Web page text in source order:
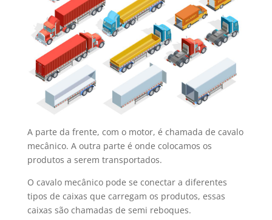
A parte da frente, com o motor, é chamada de cavalo
mecânico. A outra parte é onde colocamos os
produtos a serem transportados.
O cavalo mecânico pode se conectar a diferentes
tipos de caixas que carregam os produtos, essas
caixas são chamadas de semi reboques.